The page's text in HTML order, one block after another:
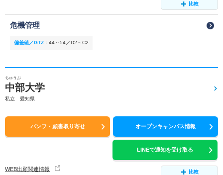
比較
危機管理
偏差値／GTZ ： 44～54／D2～C2
ちゅうぶ
中部大学
私立 愛知県
パンフ・願書取り寄せ オープンキャンパス情報
LINEで通知を受け取る
WEB出願関連情報 比較